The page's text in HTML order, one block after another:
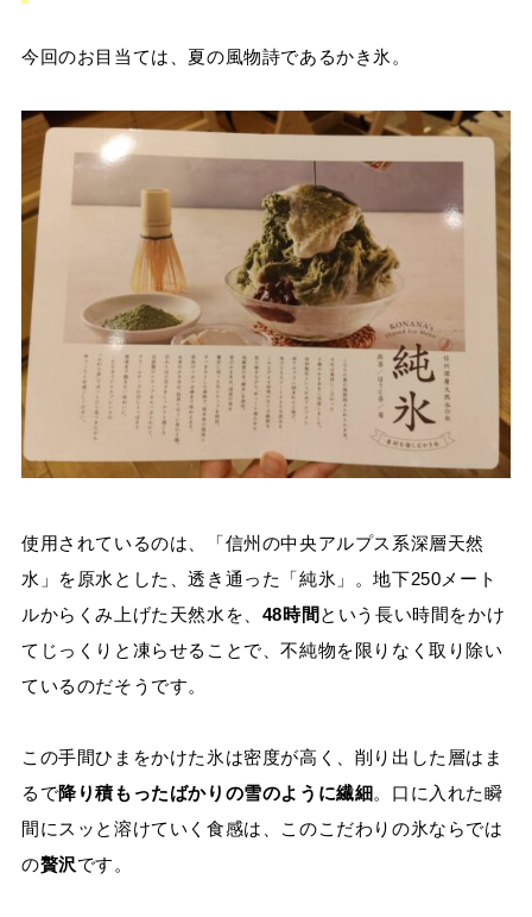
今回のお目当ては、夏の風物詩であるかき氷。
使用されているのは、「信州の中央アルプス系深層天然
水」を原水とした、透き通った「純氷」。地下250メート
ルからくみ上げた天然水を、 48時間 という長い時間をかけ
てじっくりと凍らせることで、不純物を限りなく取り除い
ているのだそうです。
この手間ひまをかけた氷は密度が高く、削り出した層はま
るで降り積もったばかりの雪のように繊細。口に入れた瞬
間にスッと溶けていく食感は、このこだわりの氷ならでは
の贅沢です。